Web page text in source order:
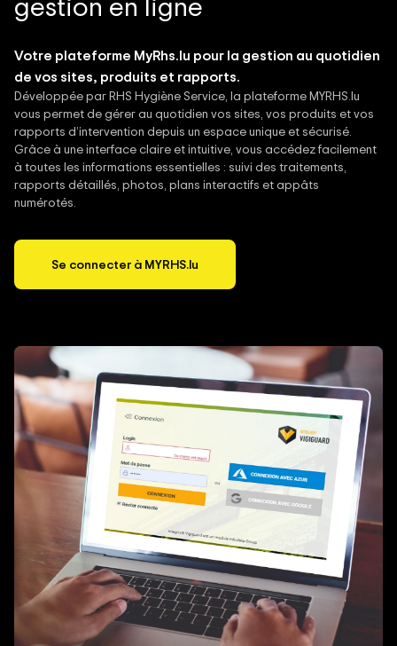
Votre plateforme MyRhs.lu pour la gestion au quotidien
de vos sites, produits et rapports.
Développée par RHS Hygiène Service, la plateforme MYRHS.lu
vous permet de gérer au quotidien vos sites, vos produits et vos
rapports d’intervention depuis un espace unique et sécurisé.
Grâce à une interface claire et intuitive, vous accédez facilement
à toutes les informations essentielles : suivi des traitements,
rapports détaillés, photos, plans interactifs et appâts
numérotés.
Se connecter à MYRHS.lu